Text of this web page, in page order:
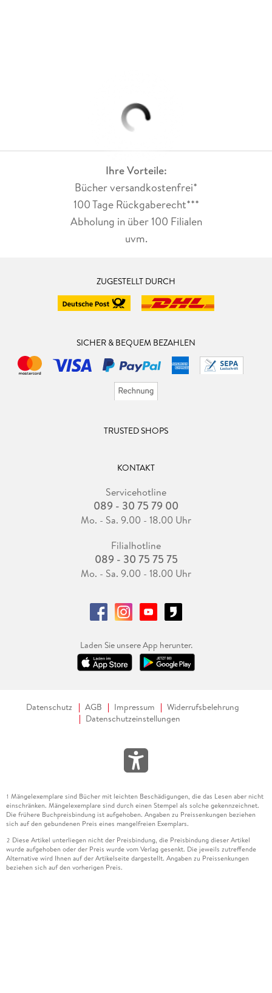
Ihre Vorteile:
Bücher versandkostenfrei*
100 Tage Rückgaberecht***
Abholung in über 100 Filialen
uvm.
ZUGESTELLT DURCH
SICHER & BEQUEM BEZAHLEN
TRUSTED SHOPS
KONTAKT
Servicehotline
089 - 30 75 79 00
Mo. - Sa. 9.00 - 18.00 Uhr
Filialhotline
089 - 30 75 75 75
Mo. - Sa. 9.00 - 18.00 Uhr
Laden Sie unsere App herunter.
Datenschutz AGB Impressum
Widerrufsbelehrung
Datenschutzeinstellungen
1 Mängelexemplare sind Bücher mit leichten Beschädigungen, die das Lesen aber nicht
einschränken. Mängelexemplare sind durch einen Stempel als solche gekennzeichnet.
Die frühere Buchpreisbindung ist aufgehoben. Angaben zu Preissenkungen beziehen
sich auf den gebundenen Preis eines mangelfreien Exemplars.
2 Diese Artikel unterliegen nicht der Preisbindung, die Preisbindung dieser Artikel
wurde aufgehoben oder der Preis wurde vom Verlag gesenkt. Die jeweils zutreffende
Alternative wird Ihnen auf der Artikelseite dargestellt. Angaben zu Preissenkungen
beziehen sich auf den vorherigen Preis.